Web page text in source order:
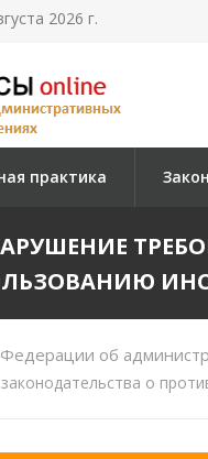
2026 г.
практика
НАРУШЕНИЕ
Федерации об
о